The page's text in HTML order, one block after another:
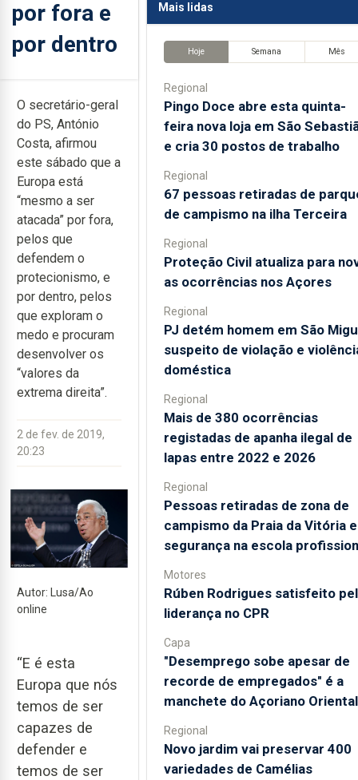
por fora e
por dentro
O secretário-geral
do PS, António
Costa, afirmou
este sábado que a
Europa está
“mesmo a ser
atacada” por fora,
pelos que
defendem o
protecionismo, e
por dentro, pelos
que exploram o
medo e procuram
desenvolver os
“valores da
extrema direita”.
2 de fev. de 2019,
20:23
Autor: Lusa/Ao
online
“E é esta
Europa que nós
temos de ser
capazes de
defender e
temos de ser
Mais lidas
Hoje Semana Mês
Regional
Pingo Doce abre esta quinta-
feira nova loja em São
e cria 30 postos de trabalho
Regional
67 pessoas retiradas de
de campismo na ilha Terceira
Regional
Proteção Civil atualiza para
as ocorrências nos Açores
Regional
PJ detém homem em São
suspeito de violação e
doméstica
Regional
Mais de 380 ocorrências
registadas de apanha ilegal de
lapas entre 2022 e 2026
Regional
Pessoas retiradas de zona de
campismo da Praia da Vitória
segurança na escola
Motores
Rúben Rodrigues satisfeito
liderança no CPR
Capa
"Desemprego sobe apesar de
recorde de empregados" é a
manchete do Açoriano Oriental
Regional
Novo jardim vai preservar 400
variedades de Camélias